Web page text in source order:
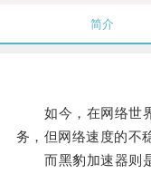
简介
如今，在网络世界
务，但网络速度的不
而黑豹加速器则是